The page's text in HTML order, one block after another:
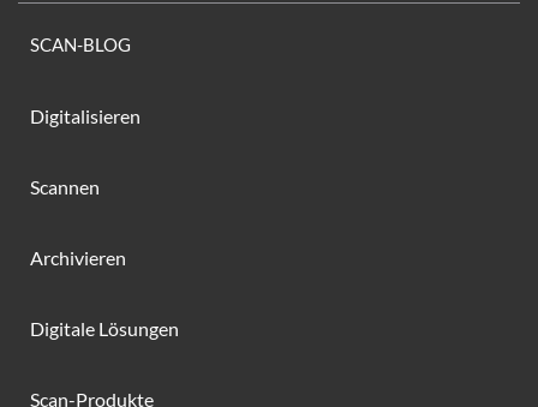
SCAN-BLOG
Digitalisieren
Scannen
Archivieren
Digitale Lösungen
Scan-Produkte